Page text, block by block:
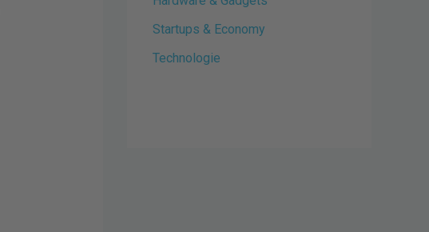
Startups & Economy
Technologie